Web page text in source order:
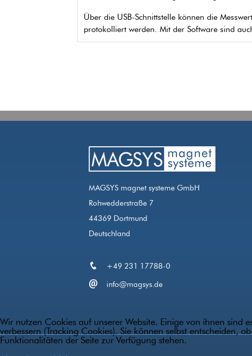
Über die USB-Schnittstelle können die
protokolliert werden. Mit der Software sind
MAGSYS magnet systeme GmbH
Rohwedderstraße 7
44369 Dortmund
Deutschland
+49 231 17788-0
info@magsys.de
Wir nutzen Cookies auf unserer Website. Einige von ihnen sind
verbessern (Tracking Cookies). Sie können selbst entscheiden,
Funktionalitäten der Seite zur Verfügung stehen.